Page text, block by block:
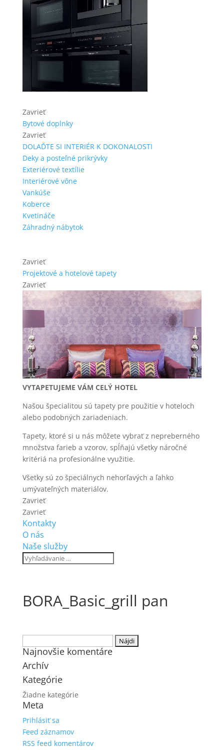
Zavrieť
Bytové doplnky
Zavrieť
DOLAĎTE SI INTERIÉR K DOKONALOSTI
Deky a posteľné prikrývky
Exteriérové textílie
Interiérové vône
Vankúše
Koberce
Kvetináče
Záhradný nábytok
Zavrieť
Projektové a hotelové tapety
Zavrieť
VYTAPETUJEME VÁM CELÝ HOTEL
Našou špecialitou sú tapety pre použitie v hoteloch
alebo podobných zariadeniach.
Tapety, ktoré si u nás môžete vybrať z nepreberného
množstva farieb a vzorov, spĺňajú všetky náročné
kritériá na profesionálne využitie.
Všetky sú zo špeciálnych nehorľavých a ľahko
umývateľných materiálov.
Zavrieť
Zavrieť
Kontakty
O nás
Naše služby
BORA_Basic_grill pan
Najnovšie komentáre
Archív
Kategórie
Žiadne kategórie
Meta
Prihlásiť sa
Feed záznamov
RSS feed komentárov